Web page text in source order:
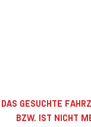
DAS GESUCHTE
BZW. IST NICHT